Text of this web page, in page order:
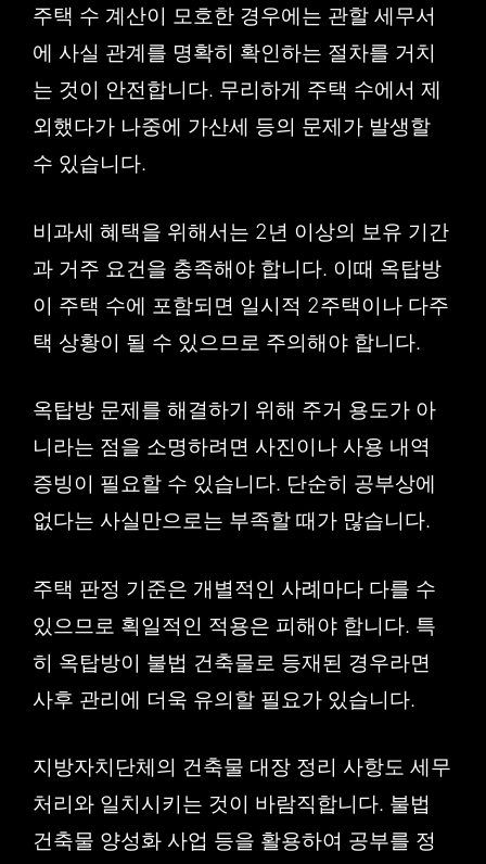
주택 수 계산이 모호한 경우에는 관할 세무서
에 사실 관계를 명확히 확인하는 절차를 거치
는 것이 안전합니다. 무리하게 주택 수에서 제
외했다가 나중에 가산세 등의 문제가 발생할
수 있습니다.
비과세 혜택을 위해서는 2년 이상의 보유 기간
과 거주 요건을 충족해야 합니다. 이때 옥탑방
이 주택 수에 포함되면 일시적 2주택이나 다주
택 상황이 될 수 있으므로 주의해야 합니다.
옥탑방 문제를 해결하기 위해 주거 용도가 아
니라는 점을 소명하려면 사진이나 사용 내역
증빙이 필요할 수 있습니다. 단순히 공부상에
없다는 사실만으로는 부족할 때가 많습니다.
주택 판정 기준은 개별적인 사례마다 다를 수
있으므로 획일적인 적용은 피해야 합니다. 특
히 옥탑방이 불법 건축물로 등재된 경우라면
사후 관리에 더욱 유의할 필요가 있습니다.
지방자치단체의 건축물 대장 정리 사항도 세무
처리와 일치시키는 것이 바람직합니다. 불법
건축물 양성화 사업 등을 활용하여 공부를 정